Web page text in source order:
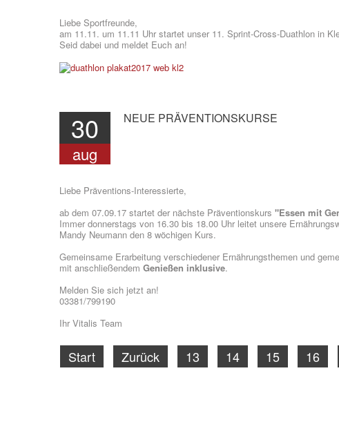
Liebe Sportfreunde,
am 11.11. um 11.11 Uhr startet unser 11. Sprint-Cross-Duathlon in
Seid dabei und meldet Euch an!
30
aug
NEUE PRÄVENTIONSKURSE
Liebe Präventions-Interessierte,
ab dem 07.09.17 startet der nächste Präventionskurs "Essen mit
Immer donnerstags von 16.30 bis 18.00 Uhr leitet unsere
Mandy Neumann den 8 wöchigen Kurs.
Gemeinsame Erarbeitung verschiedener Ernährungsthemen und
mit anschließendem Genießen inklusive.
Melden Sie sich jetzt an!
03381/799190
Ihr Vitalis Team
Start Zurück 13 14 15 16